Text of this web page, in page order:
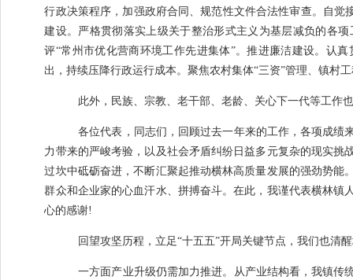
行政决策程序，加强政府合同、规范性文件合法性审查。自
建设。 严格贯彻落实上级关于整治形式主义为基层减负的各
评“常州市优化营商环境工作先进集体”。推进廉洁建设。 认真
出，持续压降行政运行成本。聚焦农村集体“三资”管理、镇村
此外，民族、宗教、老干部、老龄、关心下一代等工作
各位代表，同志们，回顾过去一年来的工作，各项成绩
力带来的严峻考验，以及社会矛盾纠纷日益多元复杂的现实
过坎中砥砺奋进，不断汇聚起推动横林高质量发展的强劲势能
群众和企业家的心血汗水、拼搏奋斗。在此，我谨代表横林镇
心的感谢!
回望攻坚历程，立足“十五五”开局关键节点，我们也清
一方面产业升级仍需加力推进。从产业结构看，我镇传